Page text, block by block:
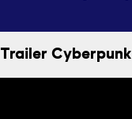
Trailer Cyberpunk